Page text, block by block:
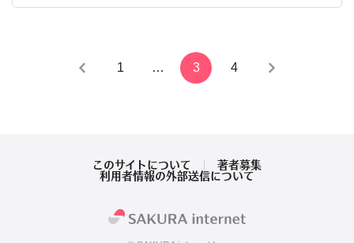
1 … 3 4
このサイトについて
著者募集
利用者情報の外部送信について